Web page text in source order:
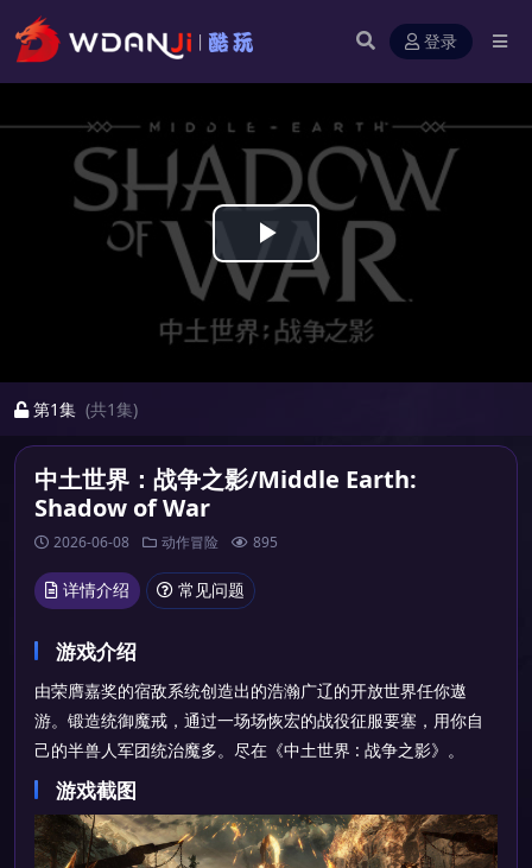
登录
Play
Video
第1集 (共1集)
中土世界：战争之影/Middle Earth:
Shadow of War
2026-06-08 动作冒险 895
详情介绍 常见问题
游戏介绍
由荣膺嘉奖的宿敌系统创造出的浩瀚广辽的开放世界任你遨
游。锻造统御魔戒，通过一场场恢宏的战役征服要塞，用你自
己的半兽人军团统治魔多。尽在《中土世界 : 战争之影》。
游戏截图